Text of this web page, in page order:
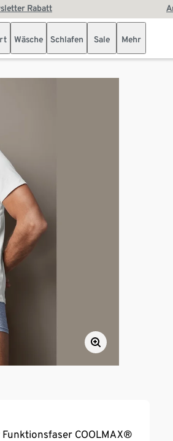
Rabatt
Wäsche Schlafen Sale Mehr
COOLMAX®